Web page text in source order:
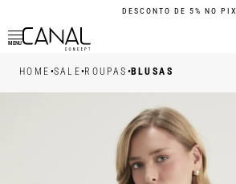
DESCONTO DE 5% NO PIX
MENU
HOME •SALE•ROUPAS •BLUSAS